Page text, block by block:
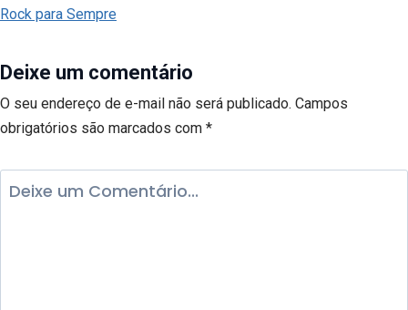
Rock para Sempre
Deixe um comentário
O seu endereço de e-mail não será publicado. Campos
obrigatórios são marcados com *